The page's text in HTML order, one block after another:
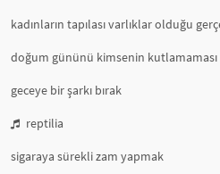
kadınların tapılası varlıklar olduğu
doğum gününü kimsenin kutlamaması
geceye bir şarkı bırak
reptilia
sigaraya sürekli zam yapmak